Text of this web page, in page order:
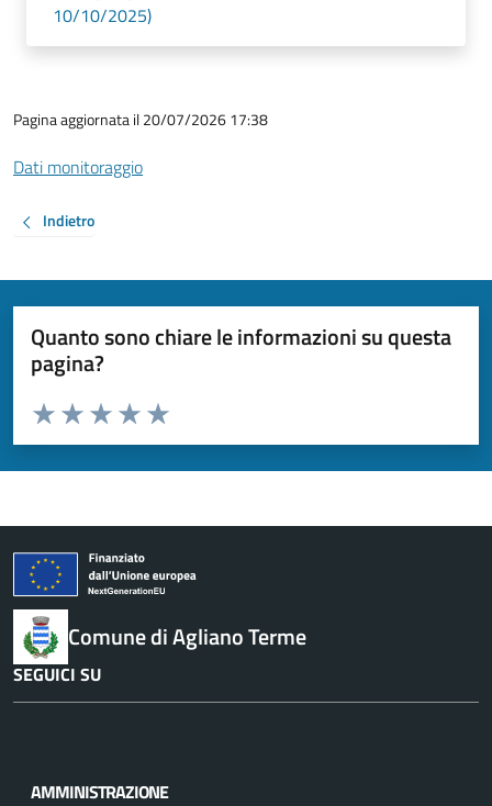
10/10/2025)
Pagina aggiornata il 20/07/2026 17:38
Dati monitoraggio
Indietro
Quanto sono chiare le informazioni su questa
pagina?
Valuta da 1 a 5 stelle la pagina
Valuta 5 stelle su 5
Valuta 4 stelle su 5
Valuta 3 stelle su 5
Valuta 2 stelle su 5
Valuta 1 stelle su 5
Comune di Agliano Terme
SEGUICI SU
c
s
AMMINISTRAZIONE